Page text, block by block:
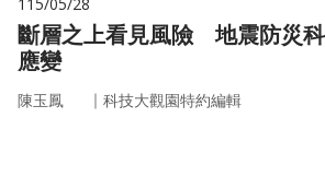
斷層之上看見風險 地震防災
應變
陳玉鳳 ｜ 科技大觀園特約編輯